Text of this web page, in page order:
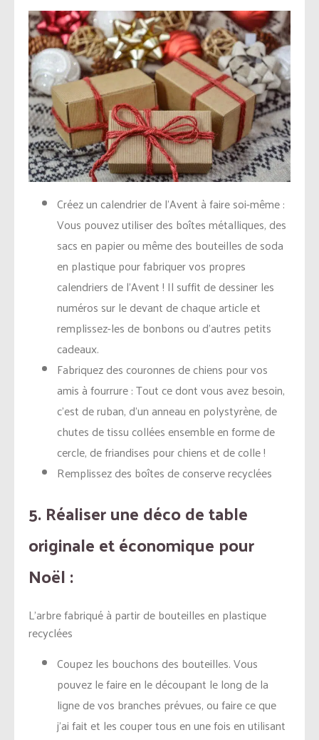
Créez un calendrier de l’Avent à faire soi-même :
Vous pouvez utiliser des boîtes métalliques, des
sacs en papier ou même des bouteilles de soda
en plastique pour fabriquer vos propres
calendriers de l’Avent ! Il suffit de dessiner les
numéros sur le devant de chaque article et
remplissez-les de bonbons ou d’autres petits
cadeaux.
Fabriquez des couronnes de chiens pour vos
amis à fourrure : Tout ce dont vous avez besoin,
c’est de ruban, d’un anneau en polystyrène, de
chutes de tissu collées ensemble en forme de
cercle, de friandises pour chiens et de colle !
Remplissez des boîtes de conserve recyclées
5. Réaliser une déco de table
originale et économique pour
Noël :
L’arbre fabriqué à partir de bouteilles en plastique
recyclées
Coupez les bouchons des bouteilles. Vous
pouvez le faire en le découpant le long de la
ligne de vos branches prévues, ou faire ce que
j’ai fait et les couper tous en une fois en utilisant